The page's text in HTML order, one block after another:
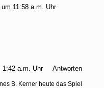
11:58 a.m. Uhr
1:42 a.m. Uhr
Antworten
B. Kerner heute das Spiel